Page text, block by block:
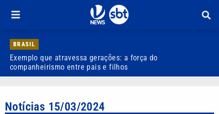
BRASIL
Exemplo que atravessa gerações: a força do
companheirismo entre pais e filhos
Notícias 15/03/2024